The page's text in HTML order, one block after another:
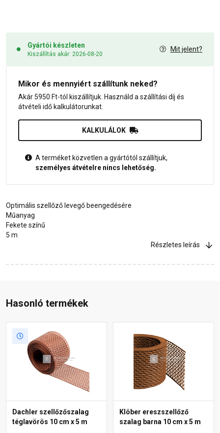
Gyártói készleten
Kiszállítás akár: 2026-08-20
Mit jelent?
Mikor és mennyiért szállítunk neked?
Akár 5950 Ft-tól kiszállítjuk. Használd a szállítási díj és
átvételi idő kalkulátorunkat.
KALKULÁLOK
A terméket közvetlen a gyártótól szállítjuk,
személyes átvételre nincs lehetőség.
Optimális szellőző levegő beengedésére
Műanyag
Fekete színű
5 m
Részletes leírás
Hasonló termékek
Dachler szellőzőszalag
téglavörös 10 cm x 5 m
Klöber ereszszellőző
szalag barna 10 cm x 5 m